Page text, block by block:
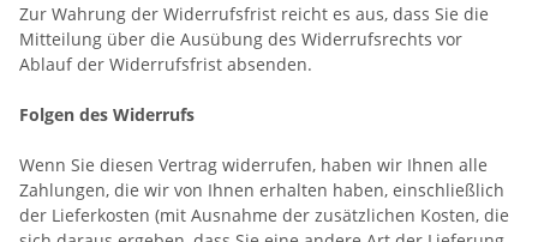
Zur Wahrung der Widerrufsfrist reicht es aus, dass Sie die
Mitteilung über die Ausübung des Widerrufsrechts vor
Ablauf der Widerrufsfrist absenden.
Folgen des Widerrufs
Wenn Sie diesen Vertrag widerrufen, haben wir Ihnen alle
Zahlungen, die wir von Ihnen erhalten haben, einschließlich
der Lieferkosten (mit Ausnahme der zusätzlichen Kosten, die